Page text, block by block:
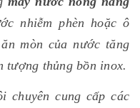
nhiễm phèn hoặc ô
mòn của nước tăng
tượng thủng bồn inox.
chuyên cung cấp các